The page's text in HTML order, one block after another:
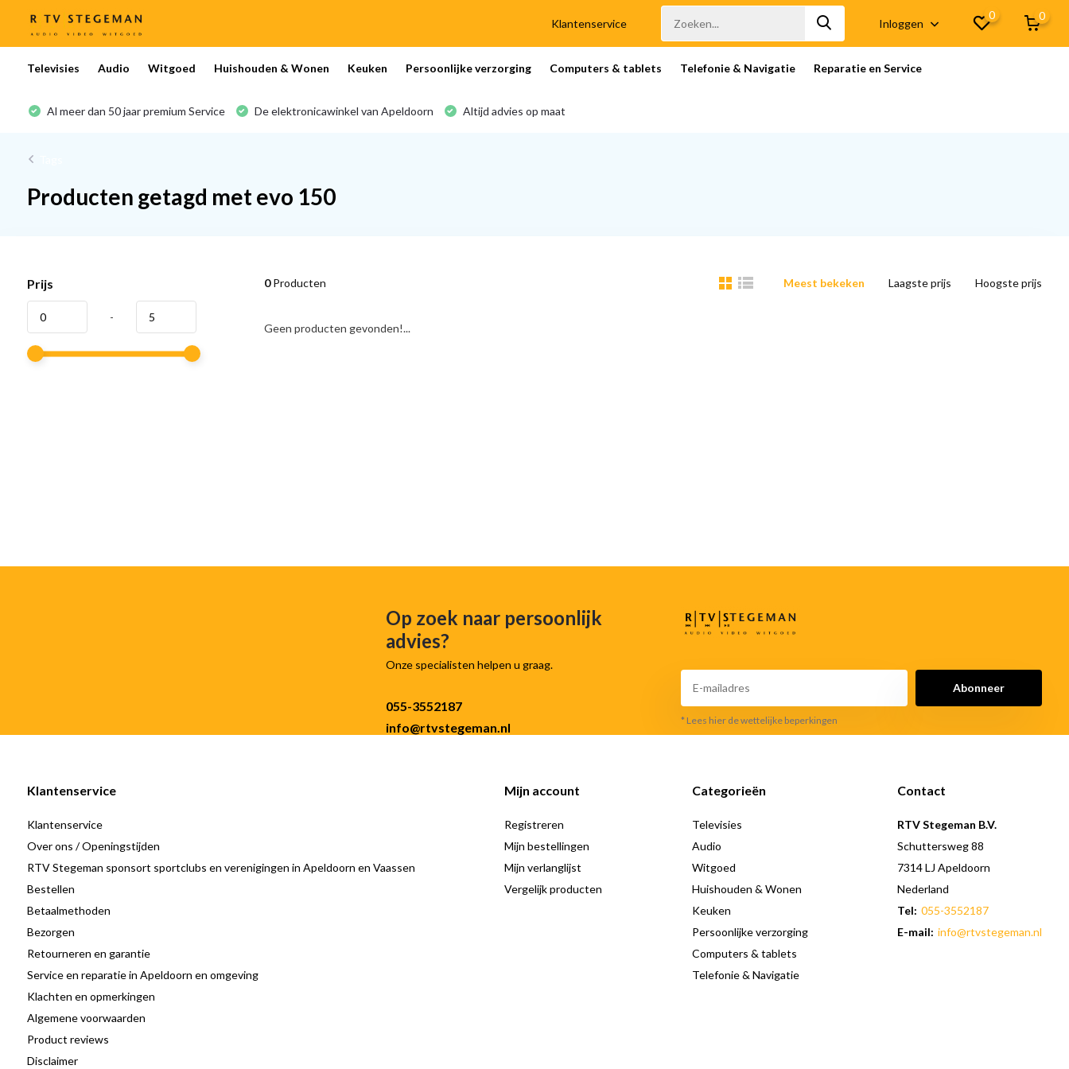
Klantenservice Inloggen
0 0
Televisies Audio Witgoed Huishouden & Wonen Keuken Persoonlijke verzorging Computers & tablets Telefonie & Navigatie Reparatie en Service
Al meer dan 50 jaar premium Service De elektronicawinkel van Apeldoorn Altijd advies op maat
Producten getagd met evo 150
Prijs
-
0Producten Meest bekeken Laagste prijs Hoogste prijs
Geen producten gevonden!...
Op zoek naar persoonlijk
advies?
Onze specialisten helpen u graag.
055-3552187
info@rtvstegeman.nl
Abonneer
* Lees hier de wettelijke beperkingen
Klantenservice
Klantenservice
Over ons / Openingstijden
RTV Stegeman sponsort sportclubs en verenigingen in Apeldoorn en Vaassen
Bestellen
Betaalmethoden
Bezorgen
Retourneren en garantie
Service en reparatie in Apeldoorn en omgeving
Klachten en opmerkingen
Algemene voorwaarden
Product reviews
Disclaimer
Mijn account
Registreren
Mijn bestellingen
Mijn verlanglijst
Vergelijk producten
Categorieën
Televisies
Audio
Witgoed
Huishouden & Wonen
Keuken
Persoonlijke verzorging
Computers & tablets
Telefonie & Navigatie
Contact
RTV Stegeman B.V.
Schuttersweg 88
7314 LJ Apeldoorn
Nederland
Tel: 055-3552187
E-mail: info@rtvstegeman.nl